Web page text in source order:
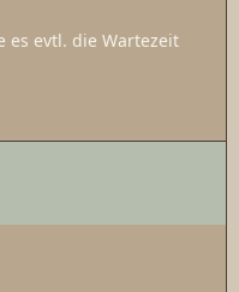
es evtl. die Wartezeit